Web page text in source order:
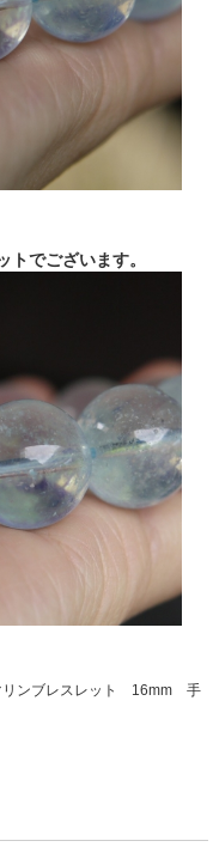
トでございます。
リンブレスレット 16mm 手